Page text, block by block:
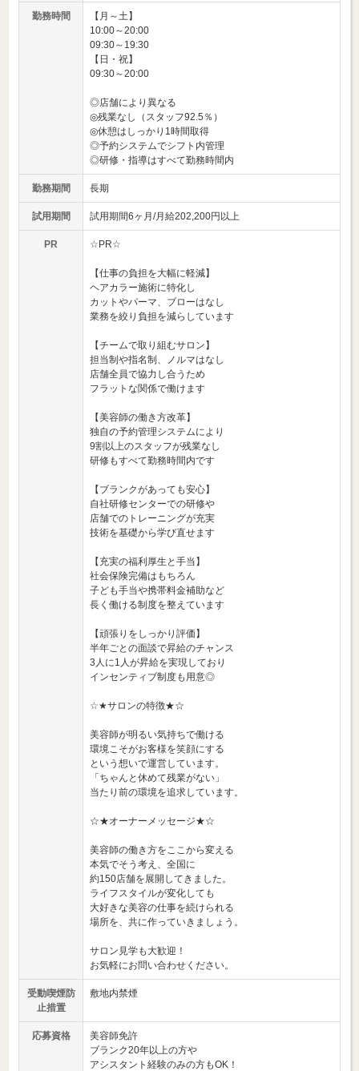
勤務時間
【月～土】
10:00～20:00
09:30～19:30
【日・祝】
09:30～20:00
◎店舗により異なる
◎残業なし（スタッフ92.5％）
◎休憩はしっかり1時間取得
◎予約システムでシフト内管理
◎研修・指導はすべて勤務時間内
勤務期間 長期
試用期間 試用期間6ヶ月/月給202,200円以上
PR ☆PR☆
【仕事の負担を大幅に軽減】
ヘアカラー施術に特化し
カットやパーマ、ブローはなし
業務を絞り負担を減らしています
【チームで取り組むサロン】
担当制や指名制、ノルマはなし
店舗全員で協力し合うため
フラットな関係で働けます
【美容師の働き方改革】
独自の予約管理システムにより
9割以上のスタッフが残業なし
研修もすべて勤務時間内です
【ブランクがあっても安心】
自社研修センターでの研修や
店舗でのトレーニングが充実
技術を基礎から学び直せます
【充実の福利厚生と手当】
社会保険完備はもちろん
子ども手当や携帯料金補助など
長く働ける制度を整えています
【頑張りをしっかり評価】
半年ごとの面談で昇給のチャンス
3人に1人が昇給を実現しており
インセンティブ制度も用意◎
☆★サロンの特徴★☆
美容師が明るい気持ちで働ける
環境こそがお客様を笑顔にする
という想いで運営しています。
「ちゃんと休めて残業がない」
当たり前の環境を追求しています。
☆★オーナーメッセージ★☆
美容師の働き方をここから変える
本気でそう考え、全国に
約150店舗を展開してきました。
ライフスタイルが変化しても
大好きな美容の仕事を続けられる
場所を、共に作っていきましょう。
サロン見学も大歓迎！
お気軽にお問い合わせください。
受動喫煙防
止措置
敷地内禁煙
応募資格
美容師免許
ブランク20年以上の方や
アシスタント経験のみの方もOK！